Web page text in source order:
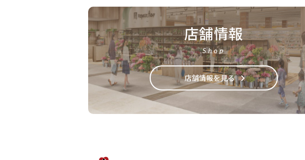
店舗情報
Shop
店舗情報を見る